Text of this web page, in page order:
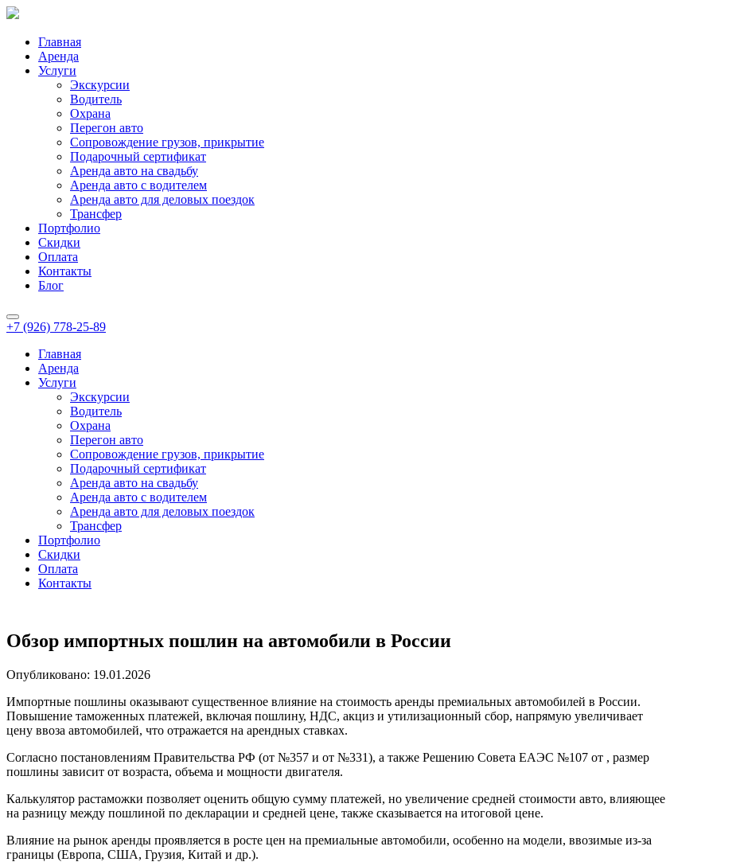
Главная
Аренда
Услуги
Экскурсии
Водитель
Охрана
Перегон авто
Сопровождение грузов, прикрытие
Подарочный сертификат
Аренда авто на свадьбу
Аренда авто с водителем
Аренда авто для деловых поездок
Трансфер
Портфолио
Скидки
Оплата
Контакты
Блог
+7 (926) 778-25-89
Главная
Аренда
Услуги
Экскурсии
Водитель
Охрана
Перегон авто
Сопровождение грузов, прикрытие
Подарочный сертификат
Аренда авто на свадьбу
Аренда авто с водителем
Аренда авто для деловых поездок
Трансфер
Портфолио
Скидки
Оплата
Контакты
Обзор импортных пошлин на автомобили в России
Опубликовано: 19.01.2026
Импортные пошлины оказывают существенное влияние на стоимость аренды премиальных автомобилей в России.
Повышение таможенных платежей, включая пошлину, НДС, акциз и утилизационный сбор, напрямую увеличивает
цену ввоза автомобилей, что отражается на арендных ставках.
Согласно постановлениям Правительства РФ (от №357 и от №331), а также Решению Совета ЕАЭС №107 от , размер
пошлины зависит от возраста, объема и мощности двигателя.
Калькулятор растаможки позволяет оценить общую сумму платежей, но увеличение средней стоимости авто, влияющее
на разницу между пошлиной по декларации и средней цене, также сказывается на итоговой цене.
Влияние на рынок аренды проявляется в росте цен на премиальные автомобили, особенно на модели, ввозимые из-за
границы (Европа, США, Грузия, Китай и др.).